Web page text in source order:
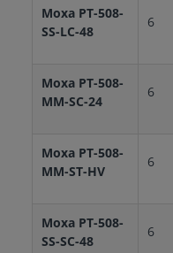
Moxa PT-508-
SS-LC-48
6
Moxa PT-508-
MM-SC-24
6
Moxa PT-508-
MM-ST-HV
6
Moxa PT-508-
SS-SC-48
6